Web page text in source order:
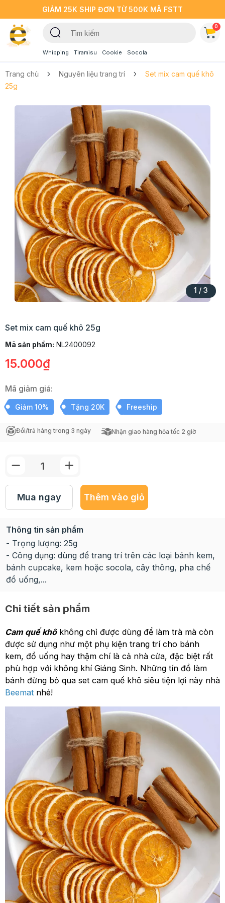
GIẢM 25K SHIP ĐƠN TỪ 500K MÃ FSTT
Whipping Tiramisu Cookie Socola
0
Trang chủ Nguyên liệu trang trí
Set mix cam quế khô
25g
1 / 3
Set mix cam quế khô 25g
Mã sản phẩm: NL2400092
15.000₫
Mã giảm giá:
Giảm 10% Tặng 20K Freeship
Đổi/trả hàng trong 3 ngày Nhận giao hàng hỏa tốc 2 giờ
Mua ngay Thêm vào giỏ
Thông tin sản phẩm
- Trọng lượng: 25g
- Công dụng: dùng để trang trí trên các loại bánh kem,
bánh cupcake, kem hoặc socola, cây thông, pha chế
đồ uống,...
Chi tiết sản phẩm
Cam quế khôkhông chỉ được dùng để làm trà mà còn
được sử dụng như một phụ kiện trang trí cho bánh
kem, đồ uống hay thậm chí là cả nhà cửa, đặc biệt rất
phù hợp với không khí Giáng Sinh. Những tín đồ làm
bánh đừng bỏ qua set cam quế khô siêu tiện lợi này nhà
Beemat nhé!